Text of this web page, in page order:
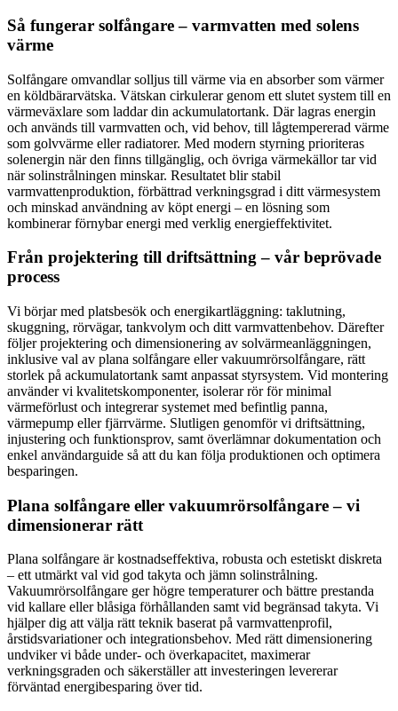
Så fungerar solfångare – varmvatten med solens
värme
Solfångare omvandlar solljus till värme via en absorber som värmer
en köldbärarvätska. Vätskan cirkulerar genom ett slutet system till en
värmeväxlare som laddar din ackumulatortank. Där lagras energin
och används till varmvatten och, vid behov, till lågtempererad värme
som golvvärme eller radiatorer. Med modern styrning prioriteras
solenergin när den finns tillgänglig, och övriga värmekällor tar vid
när solinstrålningen minskar. Resultatet blir stabil
varmvattenproduktion, förbättrad verkningsgrad i ditt värmesystem
och minskad användning av köpt energi – en lösning som
kombinerar förnybar energi med verklig energieffektivitet.
Från projektering till driftsättning – vår beprövade
process
Vi börjar med platsbesök och energikartläggning: taklutning,
skuggning, rörvägar, tankvolym och ditt varmvattenbehov. Därefter
följer projektering och dimensionering av solvärmeanläggningen,
inklusive val av plana solfångare eller vakuumrörsolfångare, rätt
storlek på ackumulatortank samt anpassat styrsystem. Vid montering
använder vi kvalitetskomponenter, isolerar rör för minimal
värmeförlust och integrerar systemet med befintlig panna,
värmepump eller fjärrvärme. Slutligen genomför vi driftsättning,
injustering och funktionsprov, samt överlämnar dokumentation och
enkel användarguide så att du kan följa produktionen och optimera
besparingen.
Plana solfångare eller vakuumrörsolfångare – vi
dimensionerar rätt
Plana solfångare är kostnadseffektiva, robusta och estetiskt diskreta
– ett utmärkt val vid god takyta och jämn solinstrålning.
Vakuumrörsolfångare ger högre temperaturer och bättre prestanda
vid kallare eller blåsiga förhållanden samt vid begränsad takyta. Vi
hjälper dig att välja rätt teknik baserat på varmvattenprofil,
årstidsvariationer och integrationsbehov. Med rätt dimensionering
undviker vi både under- och överkapacitet, maximerar
verkningsgraden och säkerställer att investeringen levererar
förväntad energibesparing över tid.